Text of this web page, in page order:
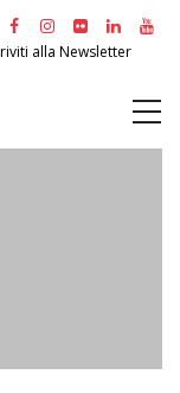
alla Newsletter